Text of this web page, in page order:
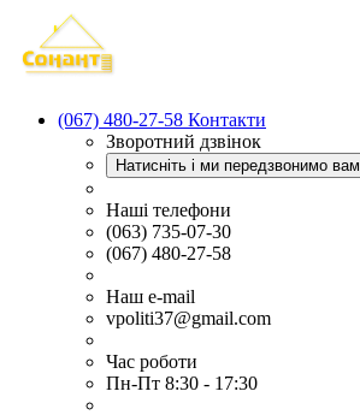
(067) 480-27-58 Контакти
Зворотний дзвінок
Натисніть і ми передзвонимо вам
Наші телефони
(063) 735-07-30
(067) 480-27-58
Наш e-mail
vpoliti37@gmail.com
Час роботи
Пн-Пт 8:30 - 17:30